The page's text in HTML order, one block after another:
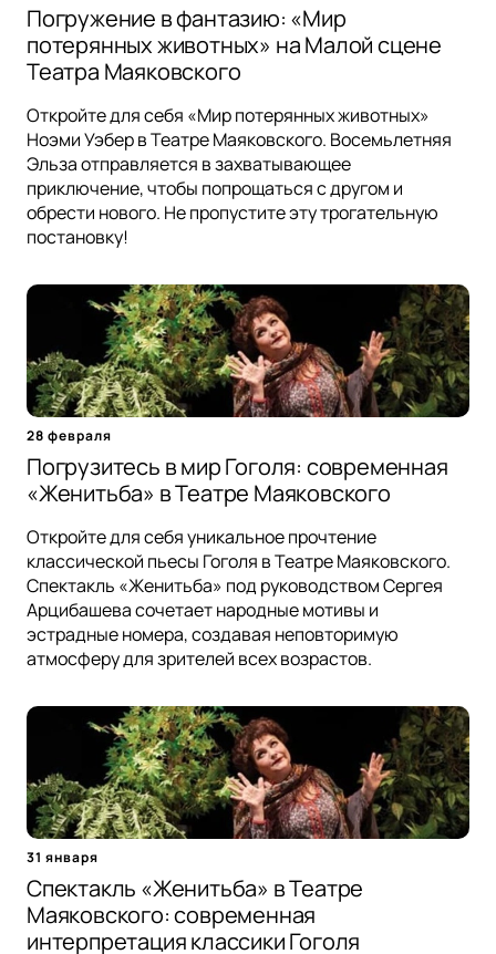
Погружение в фантазию: «Мир
потерянных животных» на Малой сцене
Театра Маяковского
Откройте для себя «Мир потерянных животных»
Ноэми Уэбер в Театре Маяковского. Восемьлетняя
Эльза отправляется в захватывающее
приключение, чтобы попрощаться с другом и
обрести нового. Не пропустите эту трогательную
постановку!
28 февраля
Погрузитесь в мир Гоголя: современная
«Женитьба» в Театре Маяковского
Откройте для себя уникальное прочтение
классической пьесы Гоголя в Театре Маяковского.
Спектакль «Женитьба» под руководством Сергея
Арцибашева сочетает народные мотивы и
эстрадные номера, создавая неповторимую
атмосферу для зрителей всех возрастов.
31 января
Спектакль «Женитьба» в Театре
Маяковского: современная
интерпретация классики Гоголя